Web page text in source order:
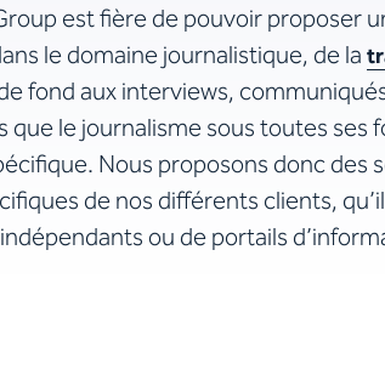
est fière de pouvoir proposer
le domaine journalistique, de la
fond aux interviews,
que le journalisme sous toutes ses
Nous proposons donc des
de nos différents clients,
ou de portails